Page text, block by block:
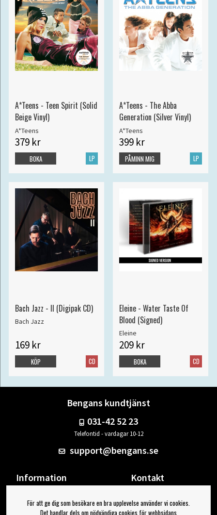
A*Teens - Teen Spirit (Solid
Beige Vinyl)
A*Teens
379 kr
LP
BOKA
A*Teens - The Abba
Generation (Silver Vinyl)
A*Teens
399 kr
LP
PÅMINN MIG
Bach Jazz - II (Digipak CD)
Bach Jazz
169 kr
CD
KÖP
Eleine - Water Taste Of
Blood (Signed)
Eleine
209 kr
CD
BOKA
Bengans kundtjänst
031-42 52 23
Telefontid - vardagar 10-12
support@bengans.se
Information
Om Bengans
Kontakt
Din sida
För att ge dig som besökare en bra upplevelse använder vi cookies.
Det handlar dels om nödvändiga cookies för webbsidans